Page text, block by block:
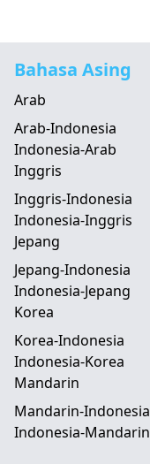
Bahasa Asing
Arab
Arab-Indonesia
Indonesia-Arab
Inggris
Inggris-Indonesia
Indonesia-Inggris
Jepang
Jepang-Indonesia
Indonesia-Jepang
Korea
Korea-Indonesia
Indonesia-Korea
Mandarin
Mandarin-Indonesia
Indonesia-Mandarin